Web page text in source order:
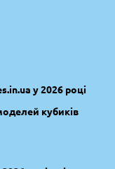
у 2026 році
кубиків